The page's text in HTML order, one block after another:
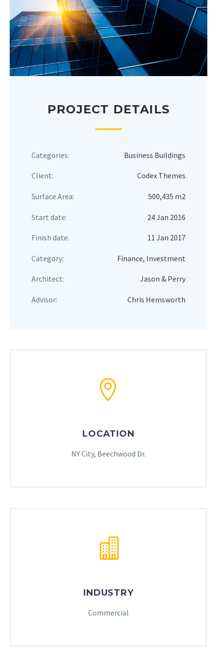
PROJECT DETAILS
Categories:
Client:
Surface Area:
Start date:
Finish date:
Category:
Architect:
Advisor:
Business Buildings
Codex Themes
500,435 m2
24 Jan 2016
11 Jan 2017
Finance, Investment
Jason & Perry
Chris Hemsworth
LOCATION
NY City, Beechwood Dr.
INDUSTRY
Commercial